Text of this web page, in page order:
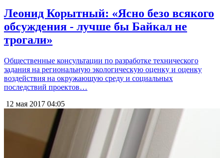
Леонид Корытный: «Ясно безо всякого
обсуждения - лучше бы Байкал не
трогали»
Общественные консультации по разработке технического
задания на региональную экологическую оценку и оценку
воздействия на окружающую среду и социальных
последствий проектов…
12 мая 2017 04:05